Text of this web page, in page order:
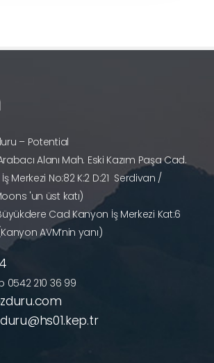
– Potential
Alanı Mah. Eski Kazım Paşa Cad.
Merkezi No:82 K:2 D:21 Serdivan /
'un üst katı)
Cad Kanyon İş Merkezi Kat:6
AVM’nin yanı)
0542 210 36 99